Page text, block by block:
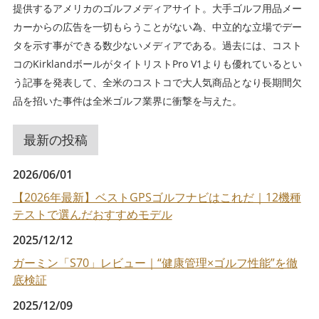
提供するアメリカのゴルフメディアサイト。大手ゴルフ用品メー
カーからの広告を一切もらうことがない為、中立的な立場でデー
タを示す事ができる数少ないメディアである。過去には、コスト
コのKirklandボールがタイトリストPro V1よりも優れているとい
う記事を発表して、全米のコストコで大人気商品となり長期間欠
品を招いた事件は全米ゴルフ業界に衝撃を与えた。
最新の投稿
2026/06/01
【2026年最新】ベストGPSゴルフナビはこれだ｜12機種
テストで選んだおすすめモデル
2025/12/12
ガーミン「S70」レビュー｜“健康管理×ゴルフ性能”を徹
底検証
2025/12/09